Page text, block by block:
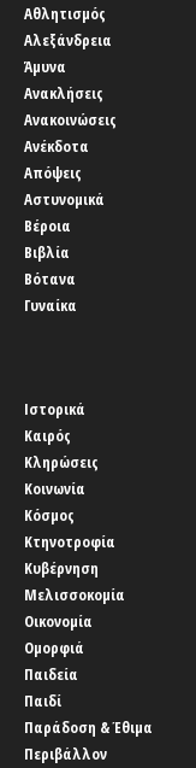
Αθλητισμός
Αλεξάνδρεια
Άμυνα
Ανακλήσεις
Ανακοινώσεις
Ανέκδοτα
Απόψεις
Αστυνομικά
Βέροια
Βιβλία
Βότανα
Γυναίκα
Ιστορικά
Καιρός
Κληρώσεις
Κοινωνία
Κόσμος
Κτηνοτροφία
Κυβέρνηση
Μελισσοκομία
Οικονομία
Ομορφιά
Παιδεία
Παιδί
Παράδοση & Έθιμα
Περιβάλλον